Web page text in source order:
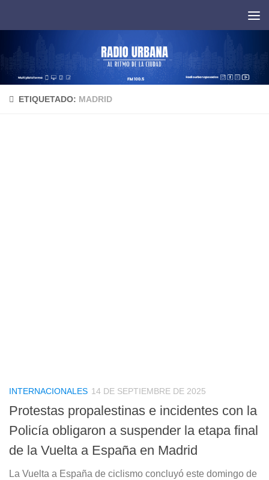
ETIQUETADO: MADRID
INTERNACIONALES 14 DE SEPTIEMBRE DE 2025
Protestas propalestinas e incidentes con la
Policía obligaron a suspender la etapa final
de la Vuelta a España en Madrid
La Vuelta a España de ciclismo concluyó este domingo de